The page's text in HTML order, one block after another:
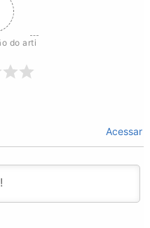
do arti
Acessar